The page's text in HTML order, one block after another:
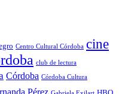
Centro Cultural Córdoba cine
club de lectura
Córdoba Córdoba Cultura